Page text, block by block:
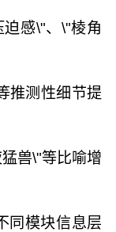
感\"、\"棱角
推测性细节提
兽\"等比喻增
同模块信息层